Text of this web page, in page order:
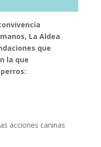
La Aldea
que
la que
acciones caninas